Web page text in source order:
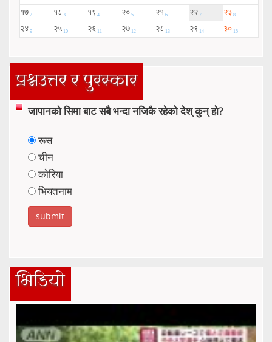
प्रश्नउत्तर र पुरस्कार
जापानको सिमा बाट सबै भन्दा नजिकै रहेको देश् कुन् हो?
रूस
चीन
कोरिया
भियतनाम
भिडियो